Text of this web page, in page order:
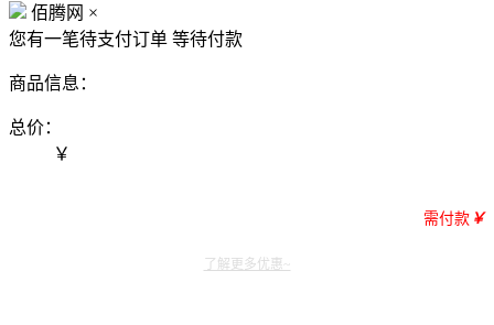
佰腾网 ×
您有一笔待支付订单 等待付款
商品信息：
总价：
￥
需付款 ￥
了解更多优惠~